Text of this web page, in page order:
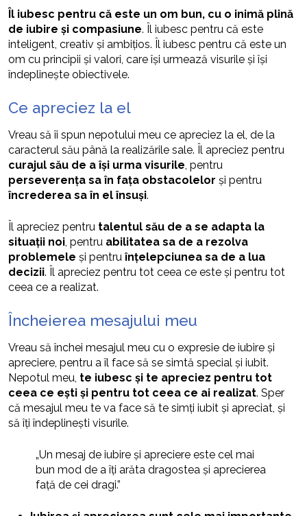
Îl iubesc pentru că este un om bun, cu o inimă plină
de iubire și compasiune. Îl iubesc pentru că este
inteligent, creativ și ambițios. Îl iubesc pentru că este un
om cu principii și valori, care își urmează visurile și își
îndeplinește obiectivele.
Ce apreciez la el
Vreau să îi spun nepotului meu ce apreciez la el, de la
caracterul său până la realizările sale. Îl apreciez pentru
curajul său de a își urma visurile , pentru
perseverența sa în fața obstacolelor și pentru
încrederea sa în el însuși.
Îl apreciez pentru talentul său de a se adapta la
situații noi , pentru abilitatea sa de a rezolva
problemele și pentruînțelepciunea sa de a lua
decizii. Îl apreciez pentru tot ceea ce este și pentru tot
ceea ce a realizat.
Încheierea mesajului meu
Vreau să închei mesajul meu cu o expresie de iubire și
apreciere, pentru a îl face să se simtă special și iubit.
Nepotul meu, te iubesc și te apreciez pentru tot
ceea ce ești și pentru tot ceea ce ai realizat. Sper
că mesajul meu te va face să te simți iubit și apreciat, și
să îți îndeplinești visurile.
„Un mesaj de iubire și apreciere este cel mai
bun mod de a îți arăta dragostea și aprecierea
față de cei dragi.”